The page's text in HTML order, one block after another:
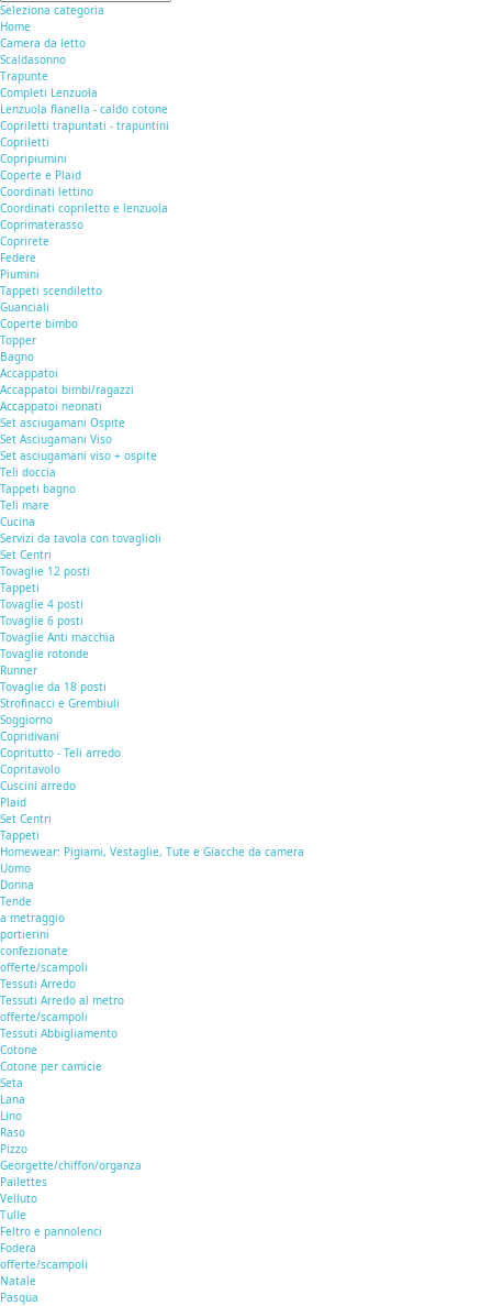
Seleziona categoria
Home
Camera da letto
Scaldasonno
Trapunte
Completi Lenzuola
Lenzuola flanella - caldo cotone
Copriletti trapuntati - trapuntini
Copriletti
Copripiumini
Coperte e Plaid
Coordinati lettino
Coordinati copriletto e lenzuola
Coprimaterasso
Coprirete
Federe
Piumini
Tappeti scendiletto
Guanciali
Coperte bimbo
Topper
Bagno
Accappatoi
Accappatoi bimbi/ragazzi
Accappatoi neonati
Set asciugamani Ospite
Set Asciugamani Viso
Set asciugamani viso + ospite
Teli doccia
Tappeti bagno
Teli mare
Cucina
Servizi da tavola con tovaglioli
Set Centri
Tovaglie 12 posti
Tappeti
Tovaglie 4 posti
Tovaglie 6 posti
Tovaglie Anti macchia
Tovaglie rotonde
Runner
Tovaglie da 18 posti
Strofinacci e Grembiuli
Soggiorno
Copridivani
Copritutto - Teli arredo
Copritavolo
Cuscini arredo
Plaid
Set Centri
Tappeti
Homewear: Pigiami, Vestaglie, Tute e Giacche da camera
Uomo
Donna
Tende
a metraggio
portierini
confezionate
offerte/scampoli
Tessuti Arredo
Tessuti Arredo al metro
offerte/scampoli
Tessuti Abbigliamento
Cotone
Cotone per camicie
Seta
Lana
Lino
Raso
Pizzo
Georgette/chiffon/organza
Pailettes
Velluto
Tulle
Feltro e pannolenci
Fodera
offerte/scampoli
Natale
Pasqua